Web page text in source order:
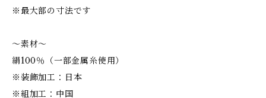
※最大部の寸法です
～素材～
絹100％（一部金属糸使用）
※装飾加工：日本
※組加工：中国